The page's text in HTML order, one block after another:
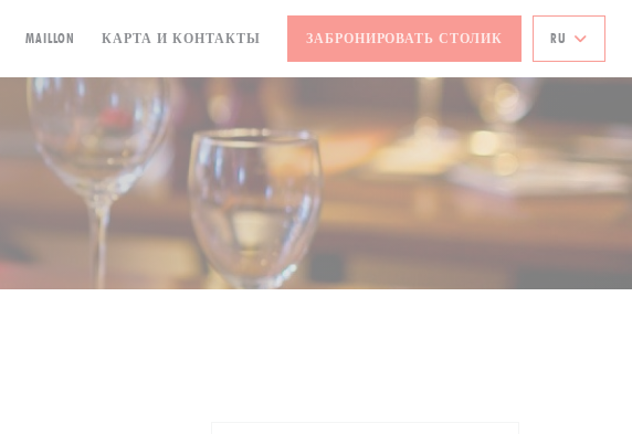
MAILLON ((ОТКРЫВАЕТСЯ В НОВОМ ОКНЕ))
КАРТА И КОНТАКТЫ ЗАБРОНИРОВАТЬ СТОЛИК RU